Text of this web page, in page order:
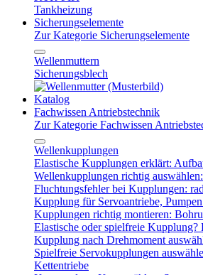
Tankheizung
Sicherungselemente
Zur Kategorie Sicherungselemente
Wellenmuttern
Sicherungsblech
Katalog
Fachwissen Antriebstechnik
Zur Kategorie Fachwissen
Wellenkupplungen
Elastische Kupplungen erklärt:
Wellenkupplungen richtig
Fluchtungsfehler bei Kupplungen:
Kupplung für Servoantriebe,
Kupplungen richtig montieren:
Elastische oder spielfreie
Kupplung nach Drehmoment
Spielfreie Servokupplungen
Kettentriebe